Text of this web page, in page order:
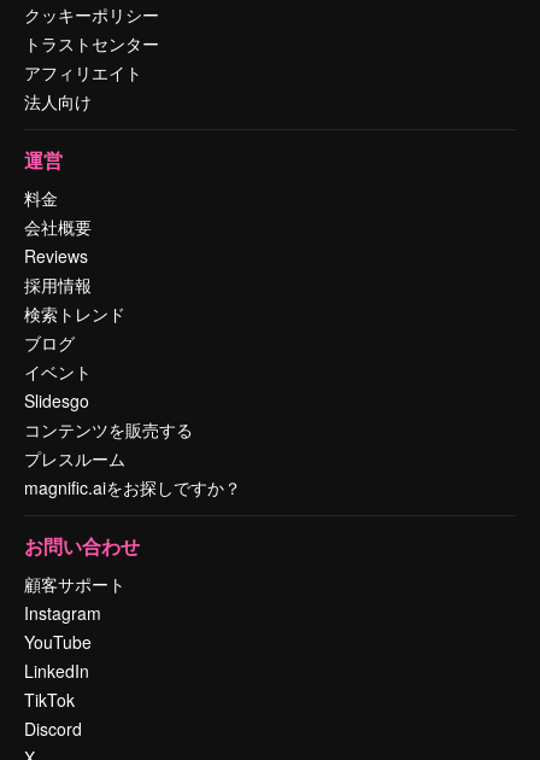
クッキーポリシー
トラストセンター
アフィリエイト
法人向け
運営
料金
会社概要
Reviews
採用情報
検索トレンド
ブログ
イベント
Slidesgo
コンテンツを販売する
プレスルーム
magnific.aiをお探しですか？
お問い合わせ
顧客サポート
Instagram
YouTube
LinkedIn
TikTok
Discord